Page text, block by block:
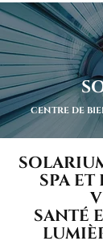
CENTRE DE
SPA
SANTÉ